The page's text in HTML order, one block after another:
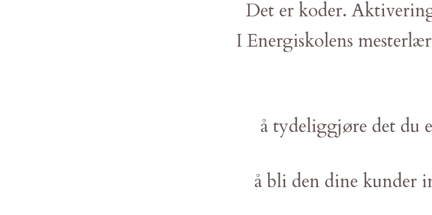
Det er koder.
I Energiskolens
å tydeliggjøre det du
å bli den dine kunder